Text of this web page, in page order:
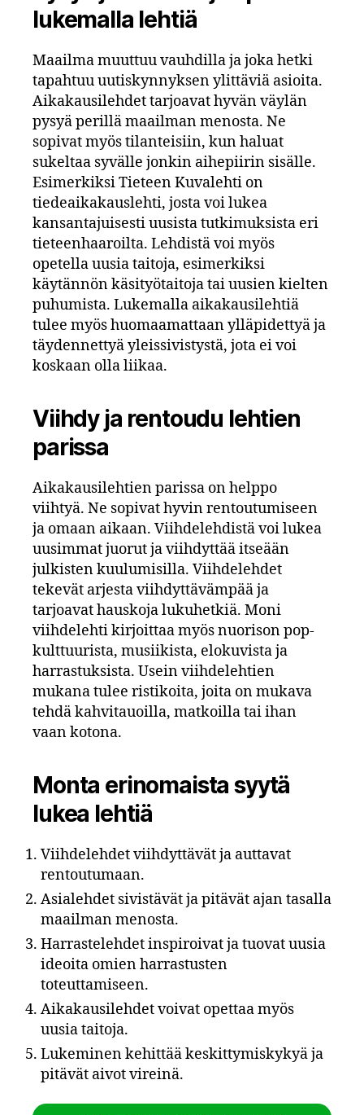
lukemalla lehtiä
Maailma muuttuu vauhdilla ja joka hetki
tapahtuu uutiskynnyksen ylittäviä asioita.
Aikakausilehdet tarjoavat hyvän väylän
pysyä perillä maailman menosta. Ne
sopivat myös tilanteisiin, kun haluat
sukeltaa syvälle jonkin aihepiirin sisälle.
Esimerkiksi Tieteen Kuvalehti on
tiedeaikakauslehti, josta voi lukea
kansantajuisesti uusista tutkimuksista eri
tieteenhaaroilta. Lehdistä voi myös
opetella uusia taitoja, esimerkiksi
käytännön käsityötaitoja tai uusien kielten
puhumista. Lukemalla aikakausilehtiä
tulee myös huomaamattaan ylläpidettyä ja
täydennettyä yleissivistystä, jota ei voi
koskaan olla liikaa.
Viihdy ja rentoudu lehtien
parissa
Aikakausilehtien parissa on helppo
viihtyä. Ne sopivat hyvin rentoutumiseen
ja omaan aikaan. Viihdelehdistä voi lukea
uusimmat juorut ja viihdyttää itseään
julkisten kuulumisilla. Viihdelehdet
tekevät arjesta viihdyttävämpää ja
tarjoavat hauskoja lukuhetkiä. Moni
viihdelehti kirjoittaa myös nuorison pop-
kulttuurista, musiikista, elokuvista ja
harrastuksista. Usein viihdelehtien
mukana tulee ristikoita, joita on mukava
tehdä kahvitauoilla, matkoilla tai ihan
vaan kotona.
Monta erinomaista syytä
lukea lehtiä
Viihdelehdet viihdyttävät ja auttavat
rentoutumaan.
Asialehdet sivistävät ja pitävät ajan tasalla
maailman menosta.
Harrastelehdet inspiroivat ja tuovat uusia
ideoita omien harrastusten
toteuttamiseen.
Aikakausilehdet voivat opettaa myös
uusia taitoja.
Lukeminen kehittää keskittymiskykyä ja
pitävät aivot vireinä.